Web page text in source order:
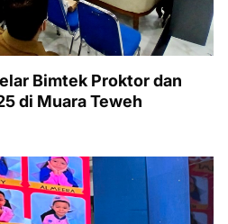
Bimtek Proktor dan
di Muara Teweh